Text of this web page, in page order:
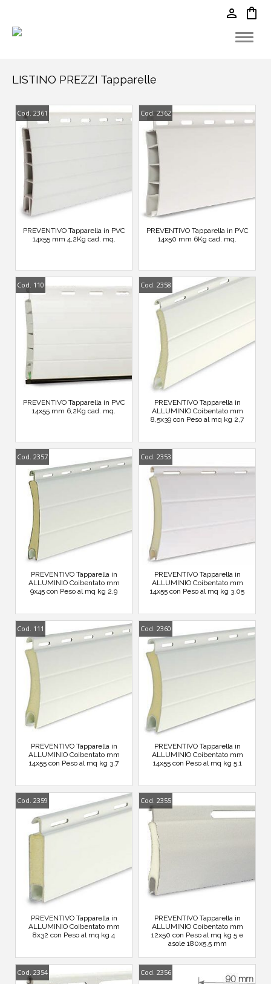
person shopping_bag
LISTINO PREZZI Tapparelle
Cod. 2361
PREVENTIVO Tapparella in PVC
14x55 mm 4,2Kg cad. mq.
Cod. 2362
PREVENTIVO Tapparella in PVC
14x50 mm 6Kg cad. mq.
Cod. 110
PREVENTIVO Tapparella in PVC
14x55 mm 6,2Kg cad. mq.
Cod. 2358
PREVENTIVO Tapparella in
ALLUMINIO Coibentato mm
8,5x39 con Peso al mq kg 2,7
Cod. 2357
PREVENTIVO Tapparella in
ALLUMINIO Coibentato mm
9x45 con Peso al mq kg 2,9
Cod. 2353
PREVENTIVO Tapparella in
ALLUMINIO Coibentato mm
14x55 con Peso al mq kg 3,05
Cod. 111
PREVENTIVO Tapparella in
ALLUMINIO Coibentato mm
14x55 con Peso al mq kg 3,7
Cod. 2360
PREVENTIVO Tapparella in
ALLUMINIO Coibentato mm
14x55 con Peso al mq kg 5,1
Cod. 2359
PREVENTIVO Tapparella in
ALLUMINIO Coibentato mm
8x32 con Peso al mq kg 4
Cod. 2355
PREVENTIVO Tapparella in
ALLUMINIO Coibentato mm
12x50 con Peso al mq kg 5 e
asole 180x5,5 mm
Cod. 2354 Cod. 2356